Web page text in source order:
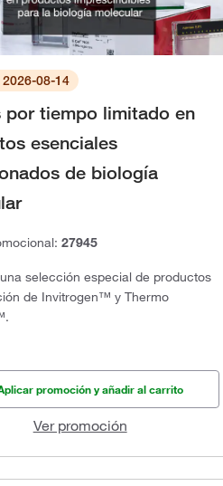
08-14
por tiempo limitado en
esenciales
de biología
27945
selección especial de productos
de Invitrogen™ y Thermo
promoción y añadir al carrito
Ver promoción